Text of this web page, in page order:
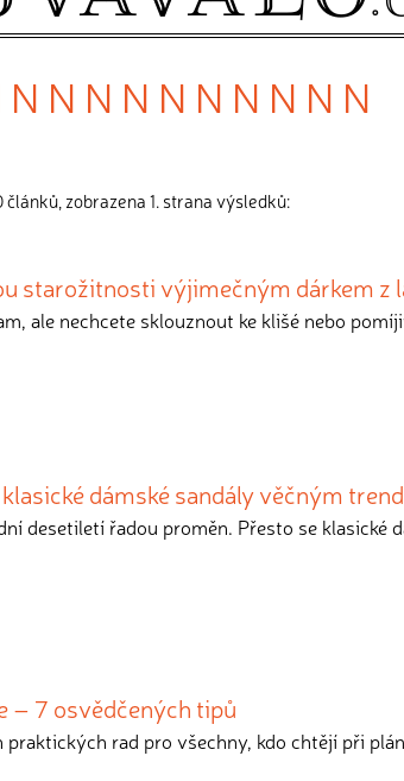
N N N N N N N N N
článků, zobrazena 1. strana výsledků:
starožitnosti výjimečným dárkem z
ale nechcete sklouznout ke klišé nebo
dámské sandály věčným
desetiletí řadou proměn. Přesto se klasické
– 7 osvědčených tipů
praktických rad pro všechny, kdo chtějí při